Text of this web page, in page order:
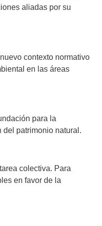
aliadas por su
contexto normativo
en las áreas
para la
patrimonio natural.
colectiva. Para
en favor de la